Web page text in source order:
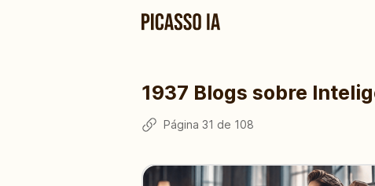
1937 Blogs sobre
Página 31 de 108